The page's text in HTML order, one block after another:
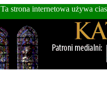
Ta strona internetowa używa